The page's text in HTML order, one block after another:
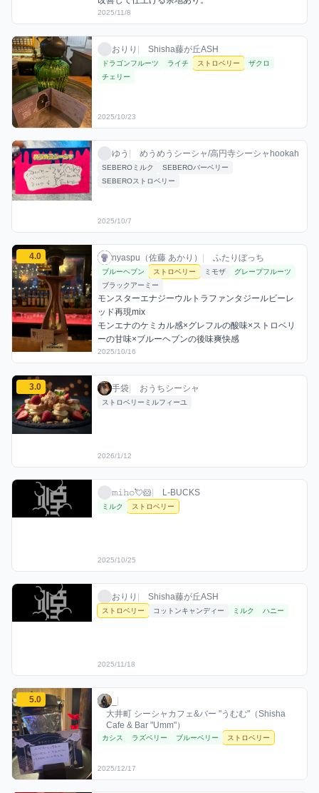
2025/11/8
おりりのストロベリーミックスを見る
おりり / お店シーシャ / 2025年10月23日
おりり Shisha藤が丘ASH
利用フレーバー
ドラゴンフルーツ ライチ ストロベリー
ザクロ
チェリー
2025/10/23
ゆうのストロベリーミックスを見る
ゆう / お店シーシャ / 2025年10月7日
ゆう めうめうシーシャ/高円寺シーシャhookah
利用フレーバー
SEBEROミルク
SEBEROバーベリー
SEBEROストロベリー
2025/10/7
nyaspu（佐藤 あかり）のストロベリーミックスを見る
4.0 nyaspu（佐藤 あかり） / お店シーシャ /
nyaspu（佐藤 あかり） ふたりぼっち
利用フレーバー
ブルーヘブン ストロベリー ミモザ
グレープフルーツ
ブラックアーミー
コメント
モンスターエナジーウルトラファンタジールビーレ
ッド再現mix
モンエナのケミカル感×グレフルの酸味×ストロベリ
ーの甘味×ブルーヘブンの後味爽快感
評価
2025/10/16
手袋のストロベリーミックスを見る
3.0 手袋 / おうちシーシャ / 2026年1月12日
手袋 おうちシーシャ
利用フレーバー
ストロベリーミルフィーユ
評価
2026/1/12
𝚖𝚒𝚑𝚘💘🐹のストロベリーミックスを見る
𝚖𝚒𝚑𝚘💘🐹 / お店シーシャ / 2025年10月25
𝚖𝚒𝚑𝚘💘🐹 L-BUCKS
利用フレーバー
ミルク ストロベリー
2025/10/25
おりりのストロベリーミックスを見る
おりり / お店シーシャ / 2025年11月18日
おりり Shisha藤が丘ASH
利用フレーバー
ストロベリー コットンキャンディー ミルク ハニー
2025/11/18
_のストロベリーミックスを見る
5.0 _ / お店シーシャ / 2025年12月17日
大井町 シーシャカフェ&バー "うむむ"（Shisha
Cafe & Bar "Umm"）
利用フレーバー
カシス ラズベリー ブルーベリー ストロベリー
評価
2025/12/17